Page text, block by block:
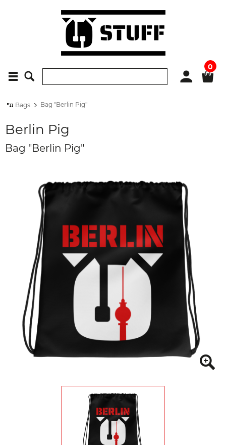
0
Bags Bag "Berlin Pig"
Berlin Pig
Bag "Berlin Pig"